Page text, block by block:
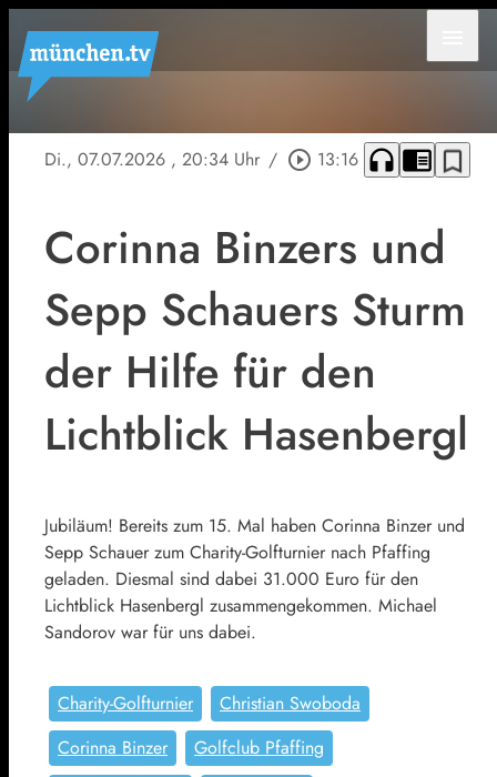
Di., 07.07.2026 , 20:34 Uhr / play_circle_outline 13:16 headphones chrome_reader_mode bookmark_border
Corinna Binzers und
Sepp Schauers Sturm
der Hilfe für den
Lichtblick Hasenbergl
Jubiläum! Bereits zum 15. Mal haben Corinna Binzer und
Sepp Schauer zum Charity-Golfturnier nach Pfaffing
geladen. Diesmal sind dabei 31.000 Euro für den
Lichtblick Hasenbergl zusammengekommen. Michael
Sandorov war für uns dabei.
Charity-Golfturnier
Christian Swoboda
Corinna Binzer
Golfclub Pfaffing